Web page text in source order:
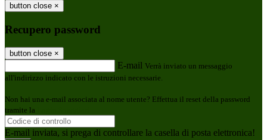
button close ×
Recupero password
button close ×
E-mail Verrà inviato un messaggio
all'indirizzo indicato con le istruzioni necessarie.
Non hai una e-mail associata al nome utente? Effettua il reset della password
tramite la
E-mail inviata, si prega di controllare la casella di posta elettronica!